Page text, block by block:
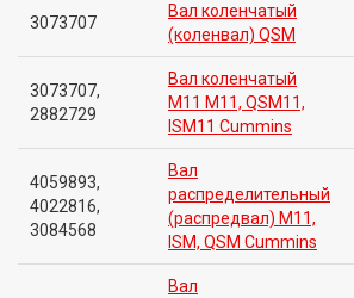
3073707
Вал коленчатый
(коленвал) QSM
3073707,
2882729
Вал коленчатый
M11 M11, QSM11,
ISM11 Cummins
4059893,
4022816,
3084568
Вал
распределительный
(распредвал) M11,
ISM, QSM Cummins
Вал